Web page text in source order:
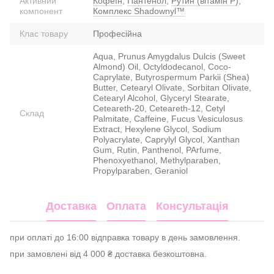
компонент
Комплекс Shadownyl™
Клас товару Професійна
Склад
Aqua, Prunus Amygdalus Dulcis (Sweet
Almond) Oil, Octyldodecanol, Coco-
Caprylate, Butyrospermum Parkii (Shea)
Butter, Cetearyl Olivаte, Sorbitan Olivate,
Cetearyl Alcohol, Glyceryl Stearate,
Ceteareth-20, Ceteareth-12, Cetyl
Palmitate, Caffeine, Fucus Vesiculosus
Extract, Hexylene Glycol, Sodium
Polyacrylate, Caprylyl Glycol, Xanthan
Gum, Rutin, Panthenol, PArfume,
Phenoxyethanol, Methylparaben,
Propylparaben, Geraniol
Доставка Оплата Консультація
при оплаті до 16:00 відправка товару в день замовлення.
при замовлені від 4 000 ₴ доставка безкоштовна.